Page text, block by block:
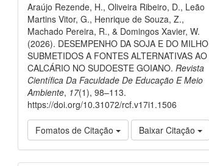
Araújo Rezende, H., Oliveira Ribeiro, D., Leão
Martins Vitor, G., Henrique de Souza, Z.,
Machado Pereira, R., & Domingos Xavier, W.
(2026). DESEMPENHO DA SOJA E DO MILHO
SUBMETIDOS A FONTES ALTERNATIVAS AO
CALCÁRIO NO SUDOESTE GOIANO. Revista
Científica Da Faculdade De Educação E Meio
Ambiente, 17(1), 98–113.
https://doi.org/10.31072/rcf.v17i1.1506
Fomatos de Citação Baixar Citação